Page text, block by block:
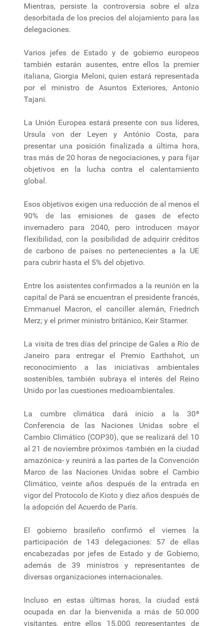
Mientras, persiste la controversia sobre el alza
desorbitada de los precios del alojamiento para las
delegaciones.
Varios jefes de Estado y de gobierno europeos
también estarán ausentes, entre ellos la premier
italiana, Giorgia Meloni, quien estará representada
por el ministro de Asuntos Exteriores, Antonio
Tajani.
La Unión Europea estará presente con sus líderes,
Ursula von der Leyen y António Costa, para
presentar una posición finalizada a última hora,
tras más de 20 horas de negociaciones, y para fijar
objetivos en la lucha contra el calentamiento
global.
Esos objetivos exigen una reducción de al menos el
90% de las emisiones de gases de efecto
invernadero para 2040, pero introducen mayor
flexibilidad, con la posibilidad de adquirir créditos
de carbono de países no pertenecientes a la UE
para cubrir hasta el 5% del objetivo.
Entre los asistentes confirmados a la reunión en la
capital de Pará se encuentran el presidente francés,
Emmanuel Macron, el canciller alemán, Friedrich
Merz; y el primer ministro británico, Keir Starmer.
La visita de tres días del príncipe de Gales a Río de
Janeiro para entregar el Premio Earthshot, un
reconocimiento a las iniciativas ambientales
sostenibles, también subraya el interés del Reino
Unido por las cuestiones medioambientales.
La cumbre climática dará inicio a la 30ª
Conferencia de las Naciones Unidas sobre el
Cambio Climático (COP30), que se realizará del 10
al 21 de noviembre próximos -también en la ciudad
amazónica- y reunirá a las partes de la Convención
Marco de las Naciones Unidas sobre el Cambio
Climático, veinte años después de la entrada en
vigor del Protocolo de Kioto y diez años después de
la adopción del Acuerdo de París.
El gobierno brasileño confirmó el viernes la
participación de 143 delegaciones: 57 de ellas
encabezadas por jefes de Estado y de Gobierno,
además de 39 ministros y representantes de
diversas organizaciones internacionales.
Incluso en estas últimas horas, la ciudad está
ocupada en dar la bienvenida a más de 50.000
visitantes, entre ellos 15.000 representantes de